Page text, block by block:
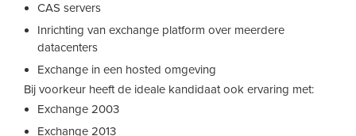
CAS servers
Inrichting van exchange platform over meerdere
datacenters
Exchange in een hosted omgeving
Bij voorkeur heeft de ideale kandidaat ook ervaring met:
Exchange 2003
Exchange 2013